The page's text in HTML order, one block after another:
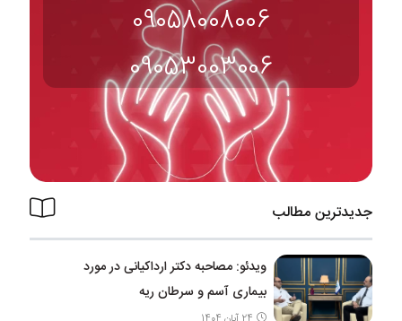
09058008006
09053003006
جدیدترین مطالب
ویدئو: مصاحبه دکتر ارداکیانی در مورد
بیماری آسم و سرطان ریه